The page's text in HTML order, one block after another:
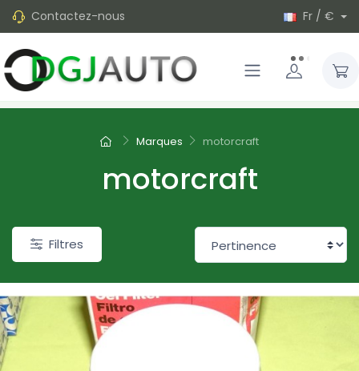
Contactez-nous Fr / €
Marques motorcraft
motorcraft
Filtres